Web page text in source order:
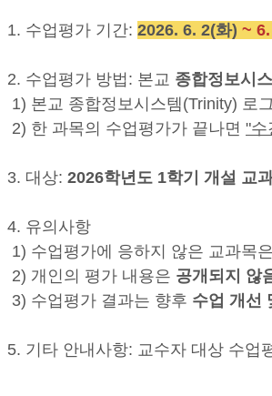
1. 수업평가 기간: 2026. 6. 2(화) ~
2. 수업평가 방법: 본교 종합정보시
1) 본교 종합정보시스템(Trinity)
2) 한 과목의 수업평가가 끝나면 "수
3. 대상: 2026학년도 1학기 개설 교
4. 유의사항
1) 수업평가에 응하지 않은 교과목
2) 개인의 평가 내용은 공개되지 않
3) 수업평가 결과는 향후 수업 개선
5. 기타 안내사항: 교수자 대상 수업